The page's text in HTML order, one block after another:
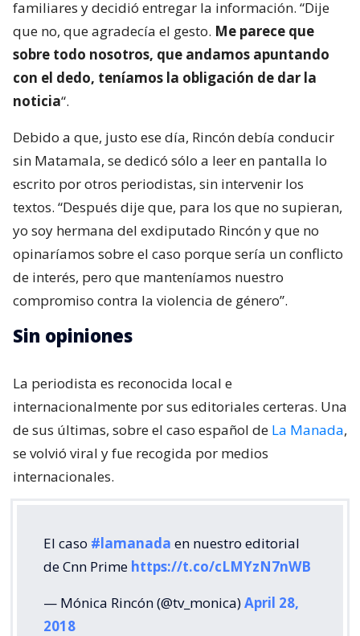
familiares y decidió entregar la información. “Dije
que no, que agradecía el gesto. Me parece que
sobre todo nosotros, que andamos apuntando
con el dedo, teníamos la obligación de dar la
noticia“.
Debido a que, justo ese día, Rincón debía conducir
sin Matamala, se dedicó sólo a leer en pantalla lo
escrito por otros periodistas, sin intervenir los
textos. “Después dije que, para los que no supieran,
yo soy hermana del exdiputado Rincón y que no
opinaríamos sobre el caso porque sería un conflicto
de interés, pero que manteníamos nuestro
compromiso contra la violencia de género”.
Sin opiniones
La periodista es reconocida local e
internacionalmente por sus editoriales certeras. Una
de sus últimas, sobre el caso español de La Manada,
se volvió viral y fue recogida por medios
internacionales.
El caso #lamanada en nuestro editorial
de Cnn Prime https://t.co/cLMYzN7nWB
— Mónica Rincón (@tv_monica)April 28,
2018